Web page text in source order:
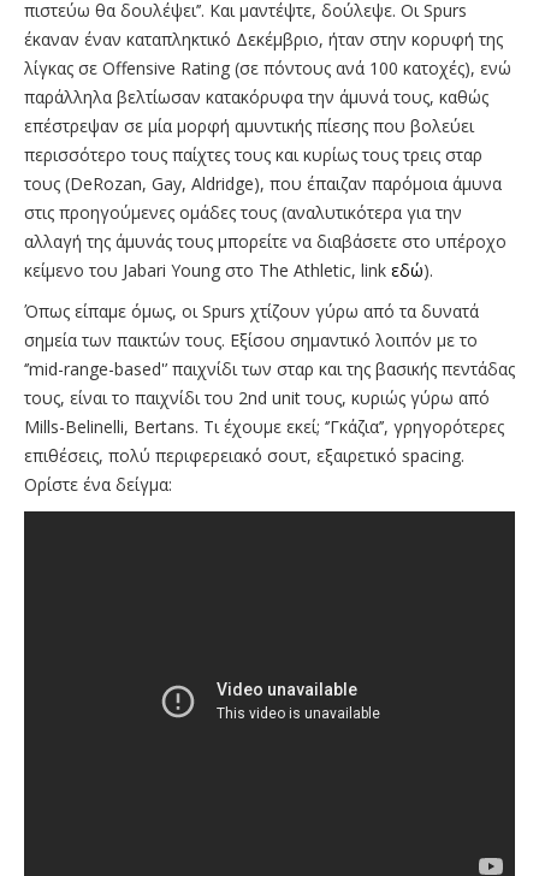
πιστεύω θα δουλέψει’’. Και μαντέψτε, δούλεψε. Οι Spurs
έκαναν έναν καταπληκτικό Δεκέμβριο, ήταν στην κορυφή της
λίγκας σε Offensive Rating (σε πόντους ανά 100 κατοχές), ενώ
παράλληλα βελτίωσαν κατακόρυφα την άμυνά τους, καθώς
επέστρεψαν σε μία μορφή αμυντικής πίεσης που βολεύει
περισσότερο τους παίχτες τους και κυρίως τους τρεις σταρ
τους (DeRozan, Gay, Aldridge), που έπαιζαν παρόμοια άμυνα
στις προηγούμενες ομάδες τους (αναλυτικότερα για την
αλλαγή της άμυνάς τους μπορείτε να διαβάσετε στο υπέροχο
κείμενο του Jabari Young στο The Athletic, link εδώ).
Όπως είπαμε όμως, οι Spurs χτίζουν γύρω από τα δυνατά
σημεία των παικτών τους. Εξίσου σημαντικό λοιπόν με το
‘’mid-range-based'’ παιχνίδι των σταρ και της βασικής πεντάδας
τους, είναι το παιχνίδι του 2nd unit τους, κυριώς γύρω από
Mills-Belinelli, Bertans. Τι έχουμε εκεί; ‘’Γκάζια’’, γρηγορότερες
επιθέσεις, πολύ περιφερειακό σουτ, εξαιρετικό spacing.
Ορίστε ένα δείγμα: